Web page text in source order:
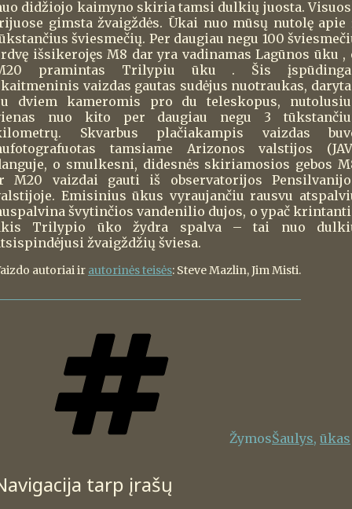
didžiojo kaimyno skiria tamsi dulkių juosta.
gimsta žvaigždės. Ūkai nuo mūsų nutolę apie
šviesmečių. Per daugiau negu 100
išsikerojęs M8 dar yra vadinamas Lagūnos ūku ,
pramintas Trilypiu ūku . Šis
vaizdas gautas sudėjus nuotraukas,
dviem kameromis pro du teleskopus,
nuo kito per daugiau negu 3
Skvarbus plačiakampis vaizdas
tamsiame Arizonos valstijos
o smulkesni, didesnės skiriamosios gebos
M20 vaizdai gauti iš observatorijos
Emisinius ūkus vyraujančiu rausvu
švytinčios vandenilio dujos, o ypač
Trilypio ūko žydra spalva – tai nuo
žvaigždžių šviesa.
autoriai ir autorinės teisės: Steve Mazlin, Jim Misti.
ŽymosŠaulys, ūkas
tarp įrašų